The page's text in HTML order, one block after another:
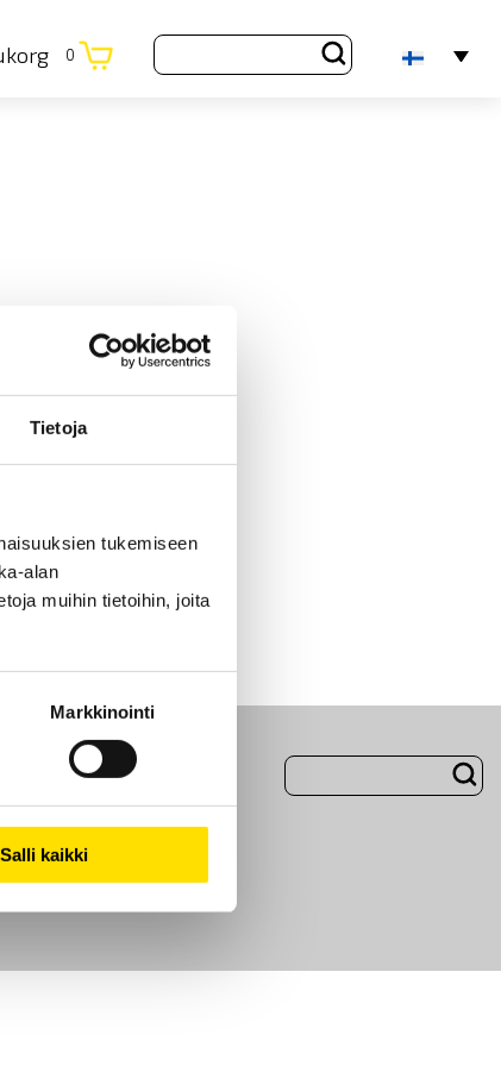
Tietoja
tukemiseen
alan
muihin tietoihin, joita
Markkinointi
Salli kaikki
0
Evästeet